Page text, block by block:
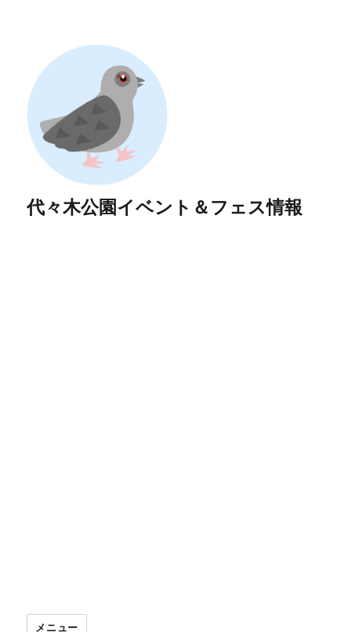
代々木公園イベント＆フェス情報
メニュー